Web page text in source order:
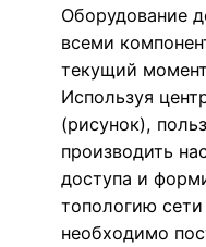
Оборудование
всеми
текущий
Используя
(рисунок),
производить
доступа и
топологию сети
необходимо